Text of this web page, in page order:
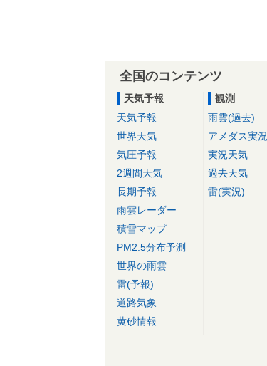
全国のコンテンツ
天気予報
天気予報
世界天気
気圧予報
2週間天気
長期予報
雨雲レーダー
積雪マップ
PM2.5分布予測
世界の雨雲
雷(予報)
道路気象
黄砂情報
観測
雨雲(過去)
アメダス実況
実況天気
過去天気
雷(実況)